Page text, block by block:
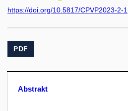
https://doi.org/10.5817/CPVP2023-2-1
PDF
Abstrakt